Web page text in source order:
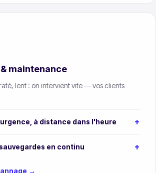
maintenance
lent : on intervient vite — vos clients
à distance dans l'heure
en continu
→